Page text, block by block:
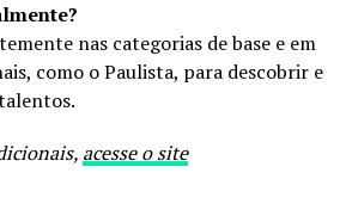
nas categorias de base e em
como o Paulista, para descobrir e
acesse o site